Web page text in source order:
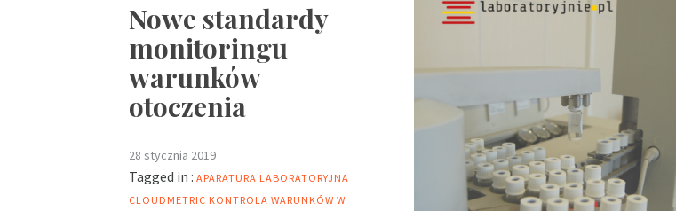
Nowe standardy
monitoringu
warunków
otoczenia
28 stycznia 2019
Tagged in : APARATURA LABORATORYJNA
CLOUDMETRIC KONTROLA WARUNKÓW W